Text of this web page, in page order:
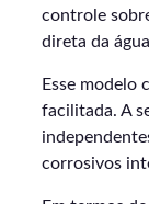
controle
direta da
Esse modelo
facilitada. A
corrosivos